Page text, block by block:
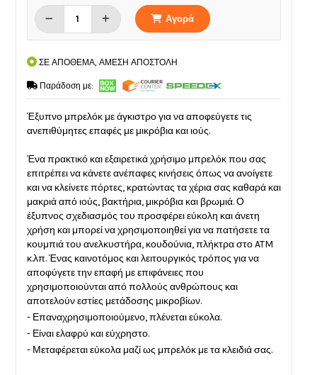
Αγορά
ΣΕ ΑΠΟΘΕΜΑ, ΑΜΕΣΗ ΑΠΟΣΤΟΛΗ
Παράδοση με:
Έξυπνο μπρελόκ με άγκιστρο για να αποφεύγετε τις
ανεπιθύμητες επαφές με μικρόβια και ιούς.
Ένα πρακτικό και εξαιρετικά χρήσιμο μπρελόκ που σας
επιτρέπει να κάνετε ανέπαφες κινήσεις όπως να ανοίγετε
και να κλείνετε πόρτες, κρατώντας τα χέρια σας καθαρά και
μακριά από ιούς, βακτήρια, μικρόβια και βρωμιά. Ο
έξυπνος σχεδιασμός του προσφέρει εύκολη και άνετη
χρήση και μπορεί να χρησιμοποιηθεί για να πατήσετε τα
κουμπιά του ανελκυστήρα, κουδούνια, πλήκτρα στο ATM
κ.λπ. Ένας καινοτόμος και λειτουργικός τρόπος για να
αποφύγετε την επαφή με επιφάνειες που
χρησιμοποιούνται από πολλούς ανθρώπους και
αποτελούν εστίες μετάδοσης μικροβίων.
- Επαναχρησιμοποιούμενο, πλένεται εύκολα.
- Είναι ελαφρύ και εύχρηστο.
- Μεταφέρεται εύκολα μαζί ως μπρελόκ με τα κλειδιά σας.